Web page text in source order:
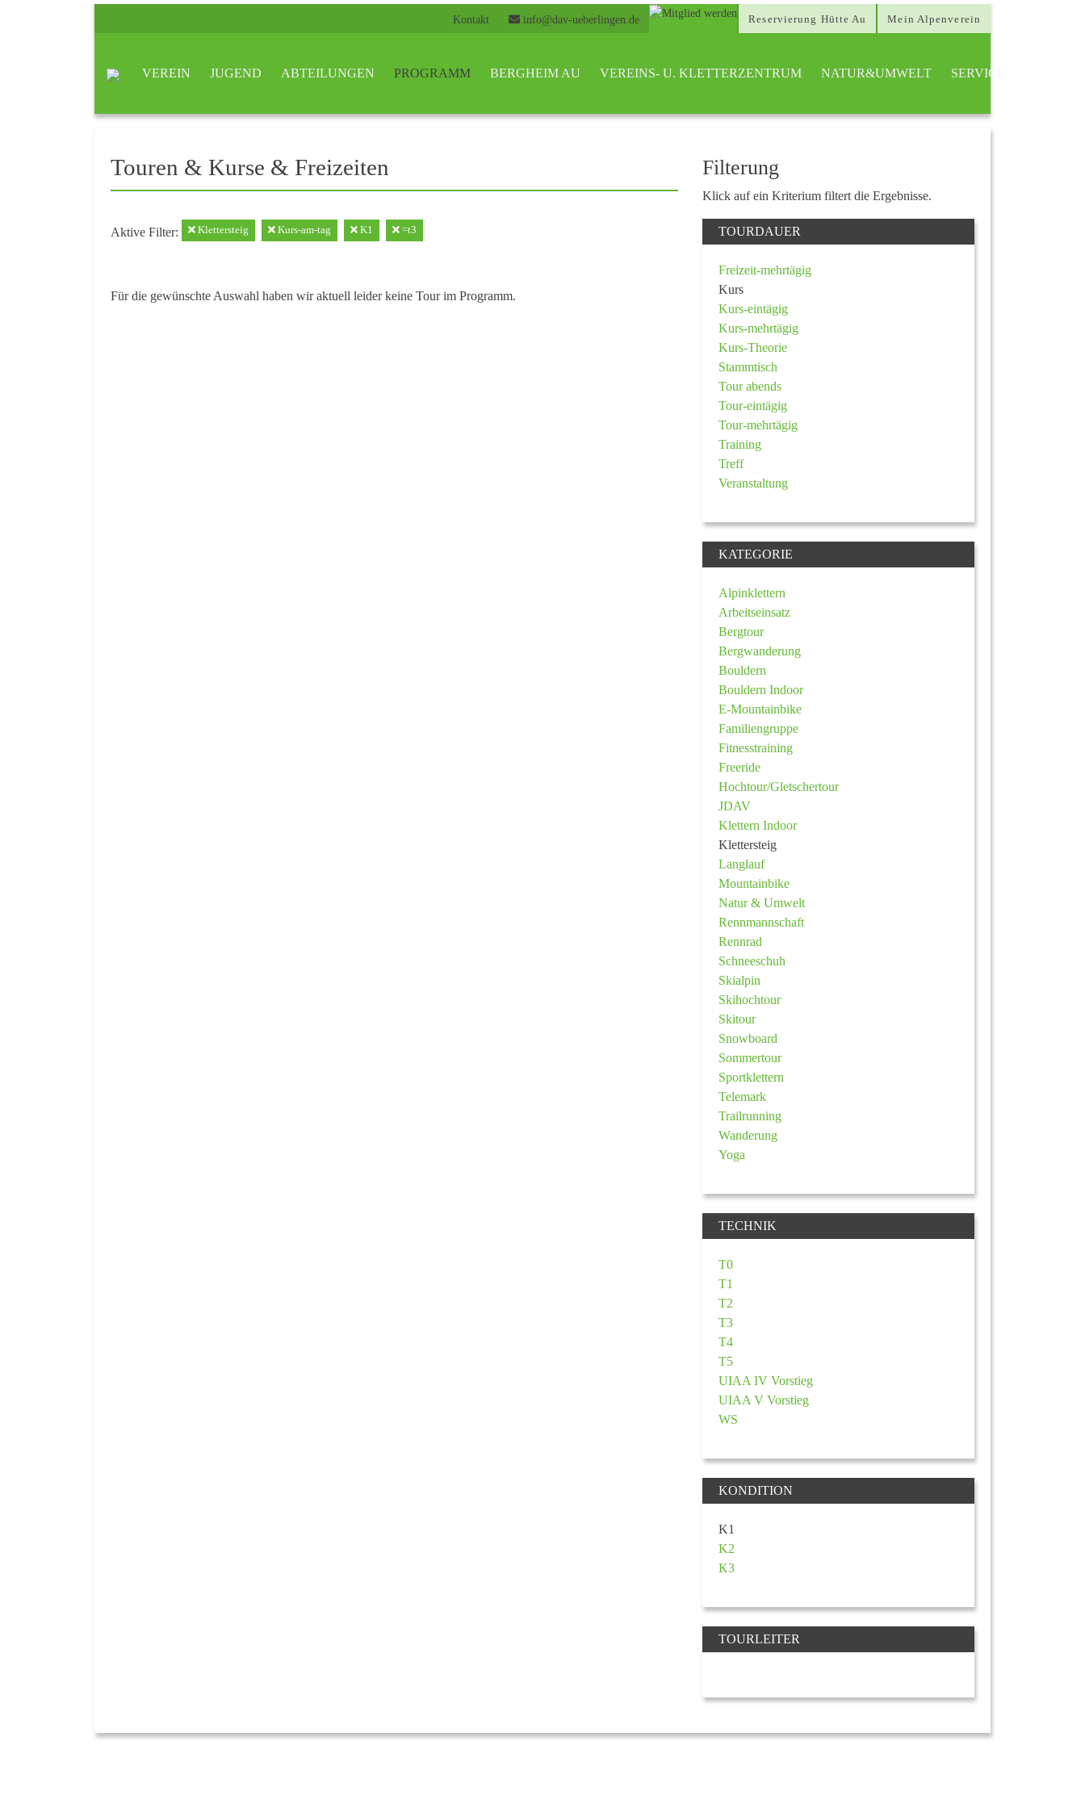
Kontakt info@dav-ueberlingen.de Reservierung Hütte Au Mein Alpenverein
VEREIN JUGEND ABTEILUNGEN PROGRAMM BERGHEIM AU VEREINS- U. KLETTERZENTRUM NATUR&UMWELT SERVICE
Touren & Kurse & Freizeiten
Aktive Filter: Klettersteig Kurs-am-tag K1 =t3
Für die gewünschte Auswahl haben wir aktuell leider keine Tour im Programm.
Filterung
Klick auf ein Kriterium filtert die Ergebnisse.
TOURDAUER
Freizeit-mehrtägig
Kurs
Kurs-eintägig
Kurs-mehrtägig
Kurs-Theorie
Stammtisch
Tour abends
Tour-eintägig
Tour-mehrtägig
Training
Treff
Veranstaltung
KATEGORIE
Alpinklettern
Arbeitseinsatz
Bergtour
Bergwanderung
Bouldern
Bouldern Indoor
E-Mountainbike
Familiengruppe
Fitnesstraining
Freeride
Hochtour/Gletschertour
JDAV
Klettern Indoor
Klettersteig
Langlauf
Mountainbike
Natur & Umwelt
Rennmannschaft
Rennrad
Schneeschuh
Skialpin
Skihochtour
Skitour
Snowboard
Sommertour
Sportklettern
Telemark
Trailrunning
Wanderung
Yoga
TECHNIK
T0
T1
T2
T3
T4
T5
UIAA IV Vorstieg
UIAA V Vorstieg
WS
KONDITION
K1
K2
K3
TOURLEITER